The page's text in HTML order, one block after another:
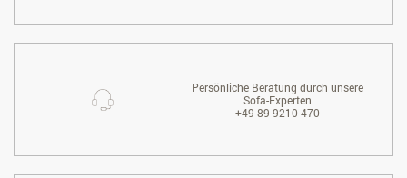
Persönliche Beratung durch unsere
Sofa-Experten
+49 89 9210 470